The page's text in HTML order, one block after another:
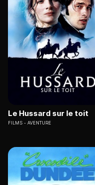
Le Hussard sur le toit
FILMS AVENTURE